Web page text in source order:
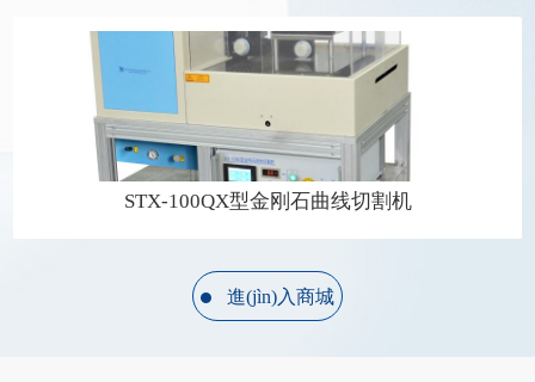
STX-100QX型金刚石曲线切割机
進(jìn)入商城